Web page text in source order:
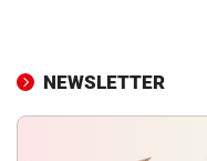
NEWSLETTER